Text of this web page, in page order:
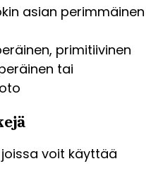
asian perimmäinen
primitiivinen
tai
voit käyttää